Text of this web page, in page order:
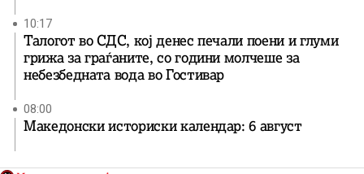
10:17
Талогот во СДС, кој денес печали поени и глуми
грижа за граѓаните, со години молчеше за
небезбедната вода во Гостивар
08:00
Македонски историски календар: 6 август